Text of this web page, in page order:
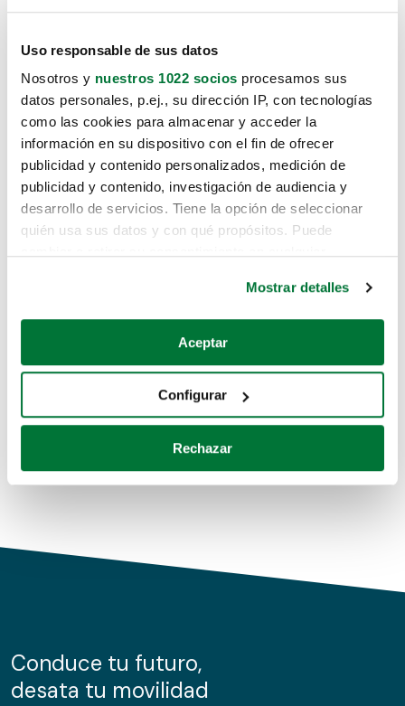
Uso responsable de sus datos
Nosotros y nuestros 1022 socios procesamos sus
datos personales, p.ej., su dirección IP, con tecnologías
como las cookies para almacenar y acceder la
información en su dispositivo con el fin de ofrecer
publicidad y contenido personalizados, medición de
publicidad y contenido, investigación de audiencia y
desarrollo de servicios. Tiene la opción de seleccionar
quién usa sus datos y con qué propósitos. Puede
Si lo permite, también quisiéramos:
Recopilar información sobre su ubicación geográfica
Identificar su dispositivo analizándolo activamente
para buscar características específicas (huellas
Obtenga más información sobre cómo se procesan sus
de cookies.
información sobre el uso que haga del sitio web con
nuestros partners de redes sociales, publicidad y análisis
Mostrar detalles
Aceptar
Configurar
Rechazar
Lo sentimos, no sabemos como
te hemos traido hasta aquí.
Pero puedes encontrar el coche que estás
buscando en alguno de estos enlaces:
Coches de segunda mano
Coches de km0
Conduce tu futuro,
desata tu movilidad